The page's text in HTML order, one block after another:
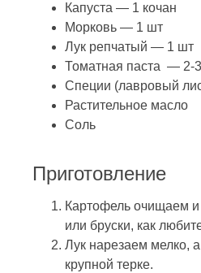
Капуста — 1 кочан
Морковь — 1 шт
Лук репчатый — 1 шт
Томатная паста — 2-3
Специи (лавровый
Растительное масло
Соль
Приготовление
Картофель очищаем и
или бруски, как
Лук нарезаем мелко,
крупной терке.